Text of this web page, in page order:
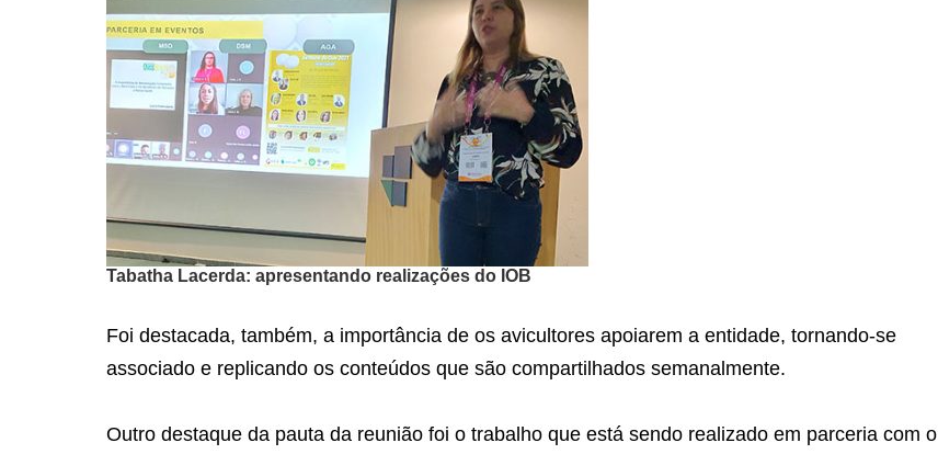
Tabatha Lacerda: apresentando realizações do IOB
Foi destacada, também, a importância de os avicultores apoiarem a entidade, tornando-se
associado e replicando os conteúdos que são compartilhados semanalmente.
Outro destaque da pauta da reunião foi o trabalho que está sendo realizado em parceria com o